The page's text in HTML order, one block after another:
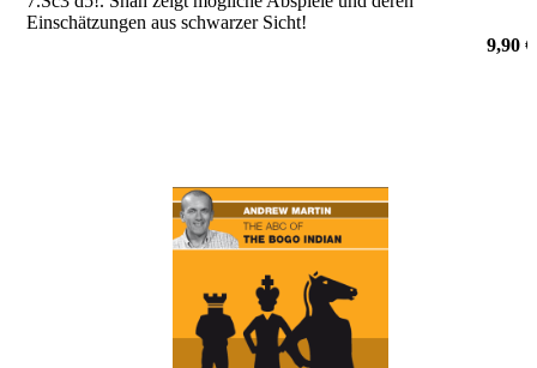
Einschätzungen aus schwarzer Sicht!
9,90 €